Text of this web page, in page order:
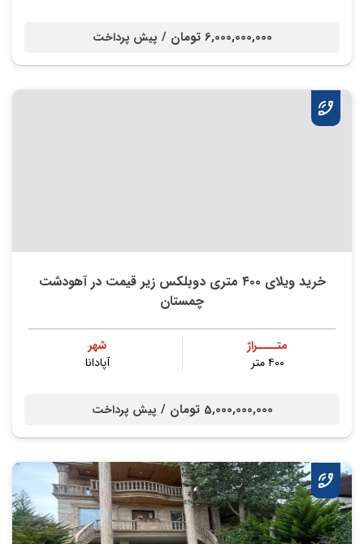
6,000,000,000 تومان / پیش پرداخت
خرید ویلای ۴۰۰ متری دوبلکس زیر قیمت در آهودشت
چمستان
متــــراژ
۴۰۰ متر
شهر
آپادانا
5,000,000,000 تومان / پیش پرداخت